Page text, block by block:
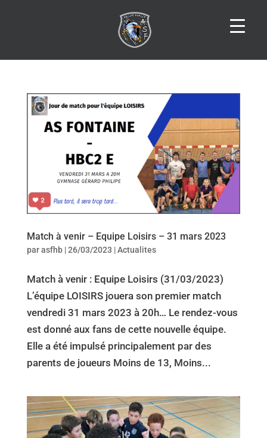
Match à venir – Equipe Loisirs – 31 mars 2023
parasfhb|26/03/2023 |Actualites
Match à venir : Equipe Loisirs (31/03/2023)
L’équipe LOISIRS jouera son premier match
vendredi 31 mars 2023 à 20h… Le rendez-vous
est donné aux fans de cette nouvelle équipe.
Elle a été impulsé principalement par des
parents de joueurs Moins de 13, Moins...